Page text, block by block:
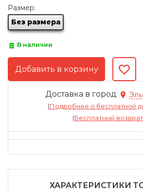
Размер:
Без размера
В наличии
Доставка в город
(Подробнее о бесплатной
(Бесплатный возврат
ХАРАКТЕРИСТИКИ